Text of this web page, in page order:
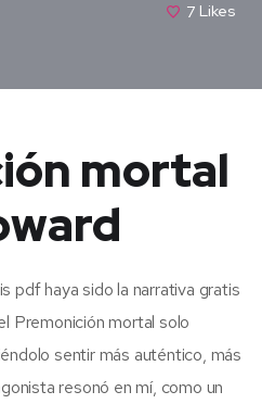
7 Likes
mortal
pdf haya sido la narrativa gratis
Premonición mortal solo
sentir más auténtico, más
resonó en mí, como un